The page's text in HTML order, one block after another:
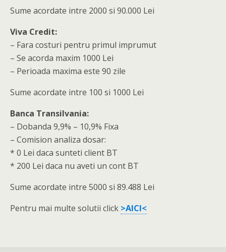
Sume acordate intre 2000 si 90.000 Lei
Viva Credit:
– Fara costuri pentru primul imprumut
– Se acorda maxim 1000 Lei
– Perioada maxima este 90 zile
Sume acordate intre 100 si 1000 Lei
Banca Transilvania:
– Dobanda 9,9% – 10,9% Fixa
– Comision analiza dosar:
* 0 Lei daca sunteti client BT
* 200 Lei daca nu aveti un cont BT
Sume acordate intre 5000 si 89.488 Lei
Pentru mai multe solutii click >AICI<